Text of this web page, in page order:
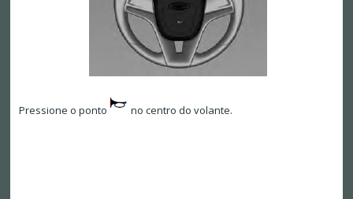
Pressione o ponto no centro do volante.